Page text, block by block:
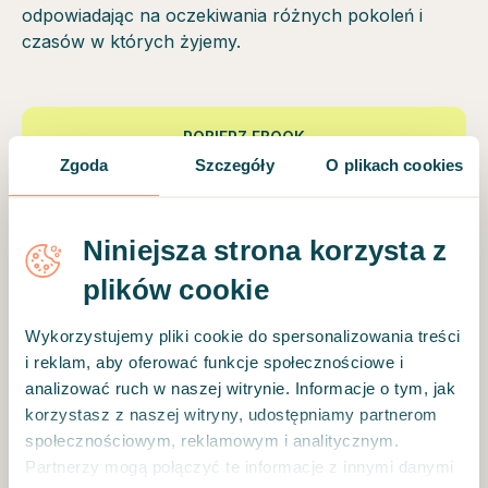
Zgoda Szczegóły O plikach cookies
Niniejsza strona korzysta z
plików cookie
Wykorzystujemy pliki cookie do spersonalizowania treści
i reklam, aby oferować funkcje społecznościowe i
analizować ruch w naszej witrynie. Informacje o tym, jak
korzystasz z naszej witryny, udostępniamy partnerom
społecznościowym, reklamowym i analitycznym.
Partnerzy mogą połączyć te informacje z innymi danymi
odpowiadając na oczekiwania różnych pokoleń i
czasów w których żyjemy.
POBIERZ EBOOK
Widzisz, co się dzieje i chcesz
działać.
Pracownicy są przemęczeni, morale spada, a
rotacja rośnie. Ale kiedy wspominasz o
działaniach wellbeingowych, zarząd pyta:
„A jaki jest zwrot z inwestycji?”